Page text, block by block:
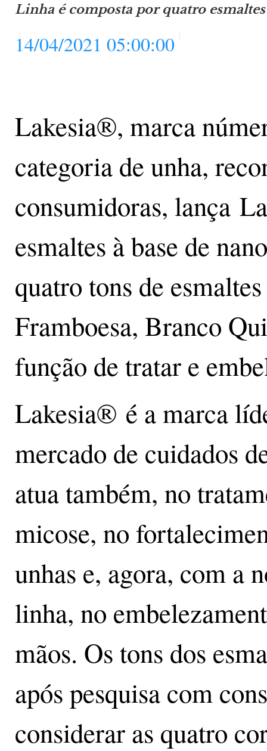
Linha é composta por quatro esmaltes
14/04/2021 05:00:00
Lakesia®, marca
categoria de unha,
consumidoras, lança
esmaltes à base de
quatro tons de
Framboesa, Branco
função de tratar e
Lakesia® é a marca
mercado de cuidados
atua também, no
micose, no
unhas e, agora, com a
linha, no
mãos. Os tons dos
após pesquisa com
considerar as quatro